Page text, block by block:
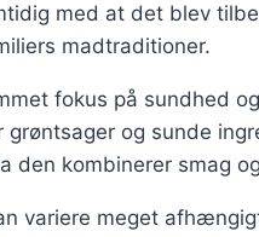
med at det blev
madtraditioner.
fokus på sundhed
og sunde
den kombinerer smag
variere meget